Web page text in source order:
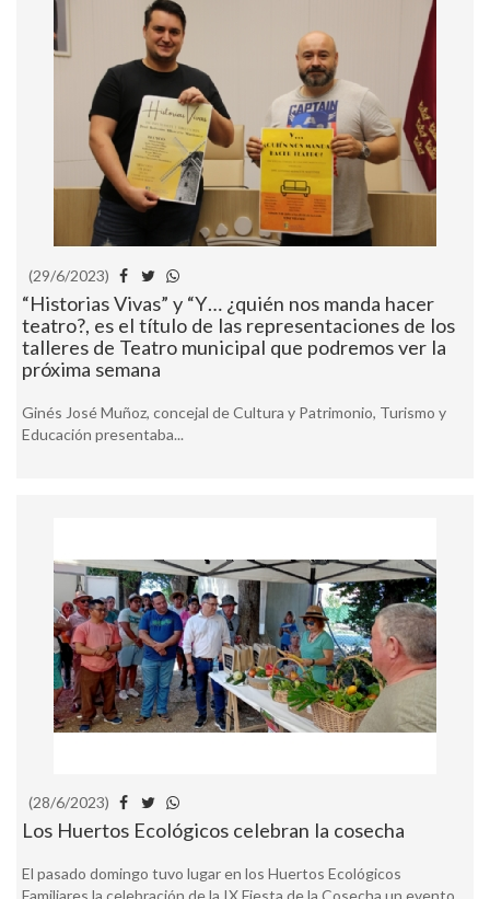
(29/6/2023)
“Historias Vivas” y “Y… ¿quién nos manda hacer
teatro?, es el título de las representaciones de los
talleres de Teatro municipal que podremos ver la
próxima semana
Ginés José Muñoz, concejal de Cultura y Patrimonio, Turismo y
Educación presentaba...
(28/6/2023)
Los Huertos Ecológicos celebran la cosecha
El pasado domingo tuvo lugar en los Huertos Ecológicos